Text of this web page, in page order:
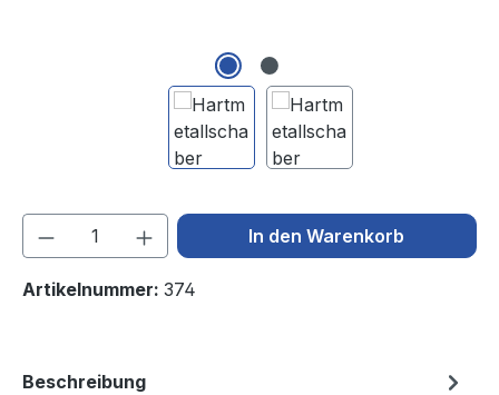
Produkt Anzahl: Gib denIn den Warenkorb
Artikelnummer: 374
Beschreibung